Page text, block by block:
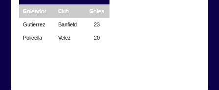
Goleador Club Goles
Gutierrez Banfield 23
Policella Velez 20